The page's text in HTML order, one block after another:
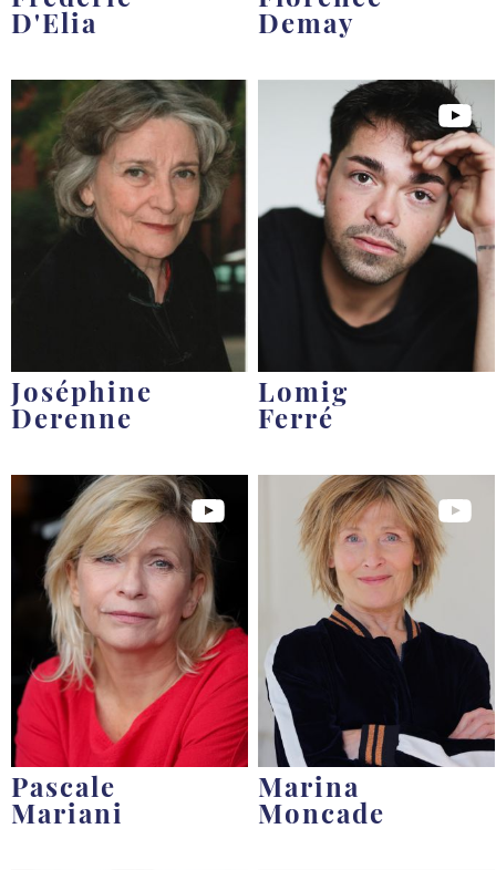
D'Elia Demay
Joséphine
Derenne
Lomig
Ferré
Pascale
Mariani
Marina
Moncade